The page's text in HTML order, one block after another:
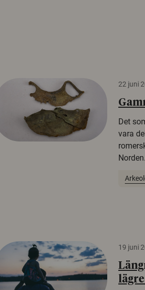
22 juni
Det
vara
Norden.
19 juni